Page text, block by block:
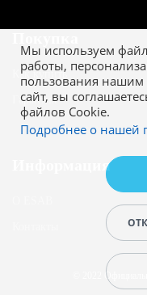
Мы используем
работы,
пользования нашим
сайт, вы
файлов Cookie.
Подробнее о нашей
Как купить
Гарантия
Информация
© 2022